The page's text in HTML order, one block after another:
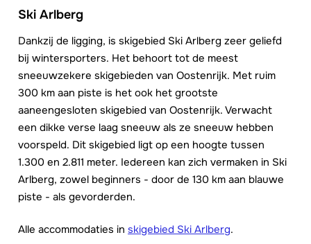
Ski Arlberg
Dankzij de ligging, is skigebied Ski Arlberg zeer geliefd
bij wintersporters. Het behoort tot de meest
sneeuwzekere skigebieden van Oostenrijk. Met ruim
300 km aan piste is het ook het grootste
aaneengesloten skigebied van Oostenrijk. Verwacht
een dikke verse laag sneeuw als ze sneeuw hebben
voorspeld. Dit skigebied ligt op een hoogte tussen
1.300 en 2.811 meter. Iedereen kan zich vermaken in Ski
Arlberg, zowel beginners - door de 130 km aan blauwe
piste - als gevorderden.
Alle accommodaties in skigebied Ski Arlberg.